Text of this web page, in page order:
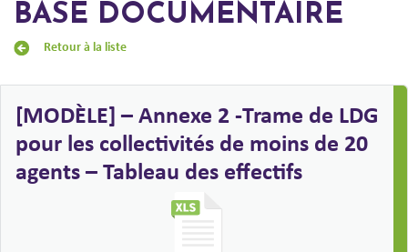
BASE DOCUMENTAIRE
Retour à la liste
[MODÈLE] – Annexe 2 -Trame de LDG
pour les collectivités de moins de 20
agents – Tableau des effectifs